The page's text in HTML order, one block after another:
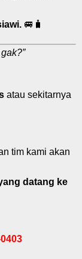
🚐🧳
atau sekitarnya
tim kami akan
datang ke